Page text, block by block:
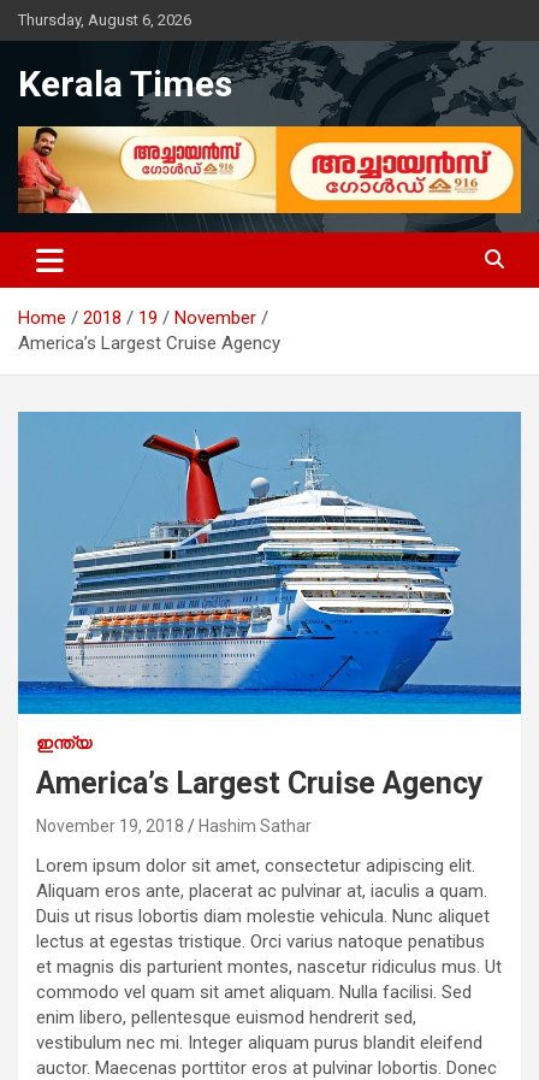
Skip
to
Thursday, August 6, 2026
Kerala Times
Home 2018 19
November
America’s Largest Cruise Agency
ഇന്ത്യ
America’s Largest Cruise Agency
November 19, 2018 Hashim Sathar
Lorem ipsum dolor sit amet, consectetur adipiscing elit.
Aliquam eros ante, placerat ac pulvinar at, iaculis a quam.
Duis ut risus lobortis diam molestie vehicula. Nunc aliquet
lectus at egestas tristique. Orci varius natoque penatibus
et magnis dis parturient montes, nascetur ridiculus mus. Ut
commodo vel quam sit amet aliquam. Nulla facilisi. Sed
enim libero, pellentesque euismod hendrerit sed,
vestibulum nec mi. Integer aliquam purus blandit eleifend
auctor. Maecenas porttitor eros at pulvinar lobortis. Donec